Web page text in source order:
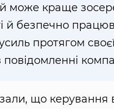
може краще
й безпечно
протягом
повідомленні
що керування